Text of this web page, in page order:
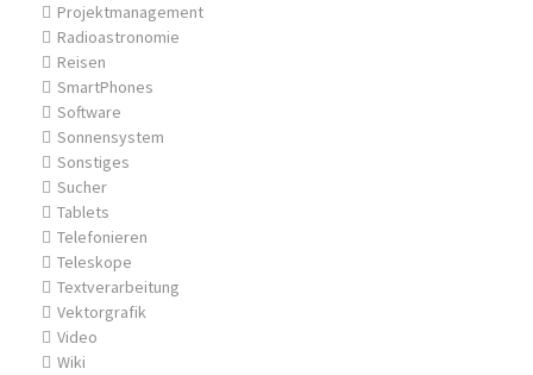
Projektmanagement
Radioastronomie
Reisen
SmartPhones
Software
Sonnensystem
Sonstiges
Sucher
Tablets
Telefonieren
Teleskope
Textverarbeitung
Vektorgrafik
Video
Wiki